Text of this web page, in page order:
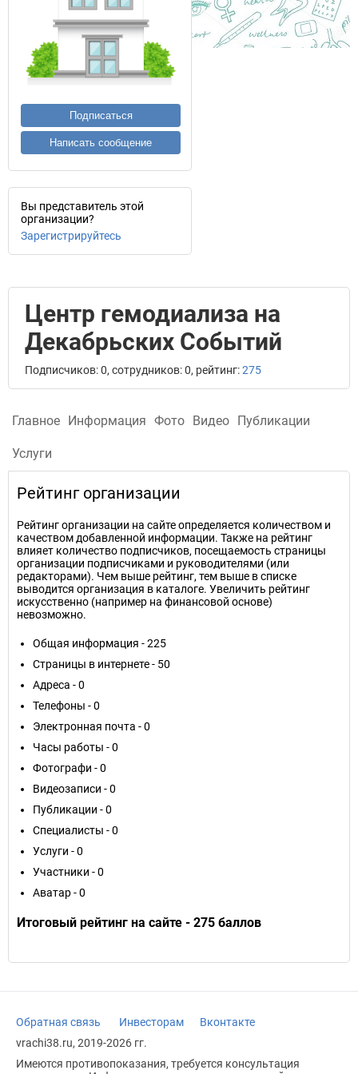
Подписаться
Написать сообщение
Вы представитель этой
организации?
Зарегистрируйтесь
Центр гемодиализа на
Декабрьских Событий
Подписчиков: 0, сотрудников: 0, рейтинг:275
Главное Информация Фото Видео Публикации
Услуги
Рейтинг организации
Рейтинг организации на сайте определяется количеством и
качеством добавленной информации. Также на рейтинг
влияет количество подписчиков, посещаемость страницы
организации подписчиками и руководителями (или
редакторами). Чем выше рейтинг, тем выше в списке
выводится организация в каталоге. Увеличить рейтинг
искусственно (например на финансовой основе)
невозможно.
Общая информация - 225
Страницы в интернете - 50
Адреса - 0
Телефоны - 0
Электронная почта - 0
Часы работы - 0
Фотографи - 0
Видеозаписи - 0
Публикации - 0
Специалисты - 0
Услуги - 0
Участники - 0
Аватар - 0
Итоговый рейтинг на сайте - 275 баллов
Обратная связь Инвесторам
Вконтакте
vrachi38.ru, 2019-2026 гг.
Имеются противопоказания, требуется консультация